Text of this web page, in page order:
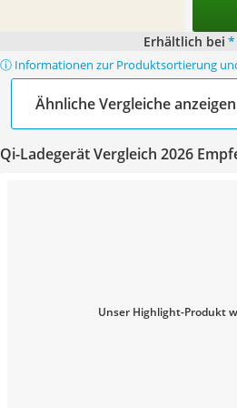
Erhältlich bei *
ⓘ Informationen zur Produktsortierung
Ähnliche Vergleiche anzeigen
Qi-Ladegerät Vergleich 2026
Unser Highlight-Produkt